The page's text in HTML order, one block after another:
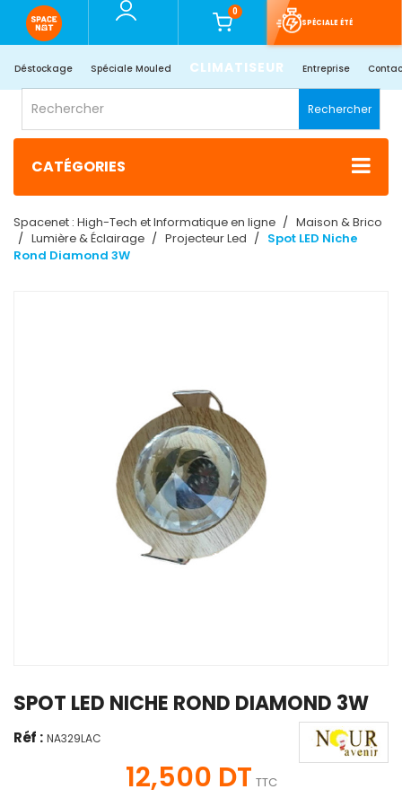
0
SPÉCIALE ÉTÉ
Déstockage Spéciale Mouled CLIMATISEUR Entreprise
Rechercher
CATÉGORIES
Spacenet : High-Tech et Informatique en ligne
Maison & Brico
Lumière & Éclairage
Projecteur Led
Spot LED Niche
Rond Diamond 3W
SPOT LED NICHE ROND DIAMOND 3W
Réf : NA329LAC
12,500 DT TTC